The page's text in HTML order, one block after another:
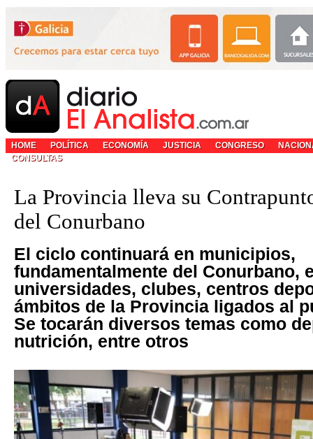
HOME POLÍTICA ECONOMÍA JUSTICIA CONGRESO
CONSULTAS
La Provincia lleva su
del Conurbano
El ciclo continuará en municipios,
fundamentalmente del Conurbano,
universidades, clubes, centros
ámbitos de la Provincia ligados al
Se tocarán diversos temas como
nutrición, entre otros